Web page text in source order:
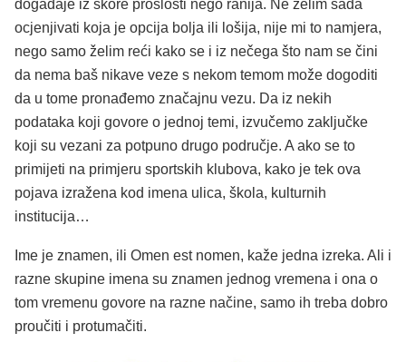
događaje iz skore prošlosti nego ranija. Ne želim sada
ocjenjivati koja je opcija bolja ili lošija, nije mi to namjera,
nego samo želim reći kako se i iz nečega što nam se čini
da nema baš nikave veze s nekom temom može dogoditi
da u tome pronađemo značajnu vezu. Da iz nekih
podataka koji govore o jednoj temi, izvučemo zaključke
koji su vezani za potpuno drugo područje. A ako se to
primijeti na primjeru sportskih klubova, kako je tek ova
pojava izražena kod imena ulica, škola, kulturnih
institucija…
Ime je znamen, ili Omen est nomen, kaže jedna izreka. Ali i
razne skupine imena su znamen jednog vremena i ona o
tom vremenu govore na razne načine, samo ih treba dobro
proučiti i protumačiti.